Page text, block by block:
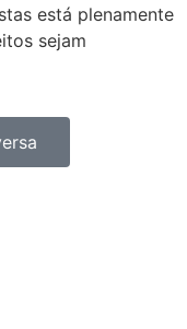
está plenamente
sejam